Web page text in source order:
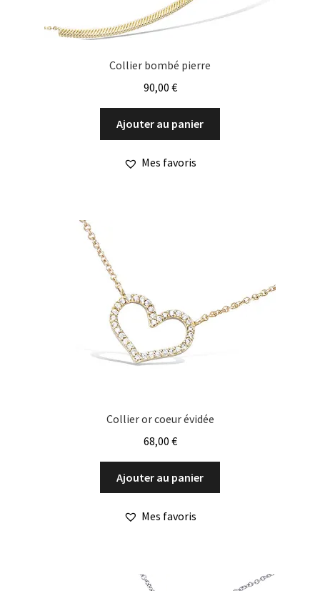
Collier bombé pierre
90,00 €
Ajouter au panier
Mes favoris
Collier or coeur évidée
68,00 €
Ajouter au panier
Mes favoris